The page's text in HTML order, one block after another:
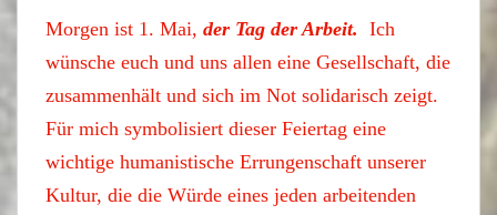
Morgen ist 1. Mai, der Tag der Arbeit. Ich
wünsche euch und uns allen eine Gesellschaft, die
zusammenhält und sich im Not solidarisch zeigt.
Für mich symbolisiert dieser Feiertag eine
wichtige humanistische Errungenschaft unserer
Kultur, die die Würde eines jeden arbeitenden